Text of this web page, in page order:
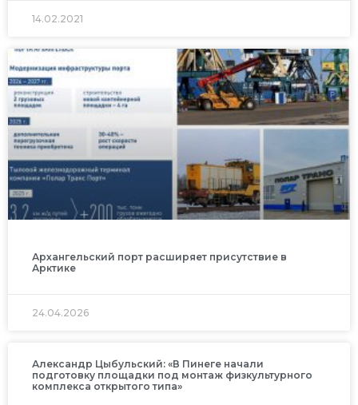
14.02.2021
Архангельский порт расширяет присутствие в
Арктике
24.04.2026
Александр Цыбульский: «В Пинеге начали
подготовку площадки под монтаж физкультурного
комплекса открытого типа»